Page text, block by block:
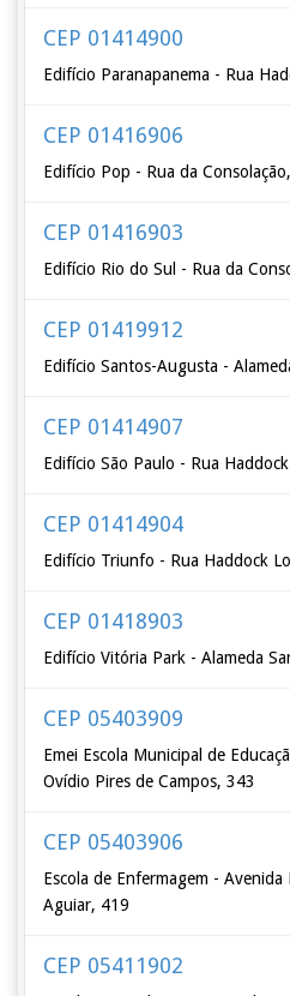
CEP 01414900
Edifício Paranapanema - Rua
CEP 01416906
Edifício Pop - Rua da
CEP 01416903
Edifício Rio do Sul - Rua da
CEP 01419912
Edifício Santos-Augusta -
CEP 01414907
Edifício São Paulo - Rua
CEP 01414904
Edifício Triunfo - Rua Haddock
CEP 01418903
Edifício Vitória Park - Alameda
CEP 05403909
Emei Escola Municipal de
Ovídio Pires de Campos, 343
CEP 05403906
Escola de Enfermagem -
Aguiar, 419
CEP 05411902